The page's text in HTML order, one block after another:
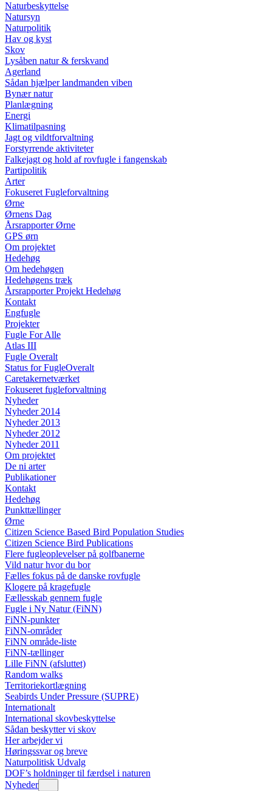
Naturbeskyttelse
Natursyn
Naturpolitik
Hav og kyst
Skov
Lysåben natur & ferskvand
Agerland
Sådan hjælper landmanden viben
Bynær natur
Planlægning
Energi
Klimatilpasning
Jagt og vildtforvaltning
Forstyrrende aktiviteter
Falkejagt og hold af rovfugle i fangenskab
Partipolitik
Arter
Fokuseret Fugleforvaltning
Ørne
Ørnens Dag
Årsrapporter Ørne
GPS ørn
Om projektet
Hedehøg
Om hedehøgen
Hedehøgens træk
Årsrapporter Projekt Hedehøg
Kontakt
Engfugle
Projekter
Fugle For Alle
Atlas III
Fugle Overalt
Status for FugleOveralt
Caretakernetværket
Fokuseret fugleforvaltning
Nyheder
Nyheder 2014
Nyheder 2013
Nyheder 2012
Nyheder 2011
Om projektet
De ni arter
Publikationer
Kontakt
Hedehøg
Punkttællinger
Ørne
Citizen Science Based Bird Population Studies
Citizen Science Bird Publications
Flere fugleoplevelser på golfbanerne
Vild natur hvor du bor
Fælles fokus på de danske rovfugle
Klogere på kragefugle
Fællesskab gennem fugle
Fugle i Ny Natur (FiNN)
FiNN-punkter
FiNN-områder
FiNN område-liste
FiNN-tællinger
Lille FiNN (afsluttet)
Random walks
Territoriekortlægning
Seabirds Under Pressure (SUPRE)
Internationalt
International skovbeskyttelse
Sådan beskytter vi skov
Her arbejder vi
Høringssvar og breve
Naturpolitisk Udvalg
DOF’s holdninger til færdsel i naturen
Nyheder